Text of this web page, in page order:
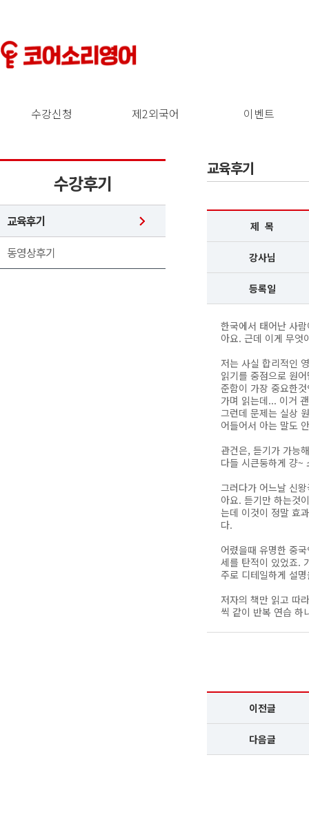
수강신청 제2외국어 이벤트
수강후기
교육후기
동영상후기
교육후기
제 목
강사님
등록일
한국에서 태어난 사
아요. 근데 이게 무엇
저는 사실 합리적인
읽기를 중점으로 원
준함이 가장 중요한
가며 읽는데... 이거
그런데 문제는 실상
어들어서 아는 말도
관건은, 듣기가 가능
다들 시큰둥하게 걍~
그러다가 어느날 신
아요. 듣기만 하는것
는데 이것이 정말 효
다.
어렸을때 유명한 중
세를 탄적이 있었죠.
주로 디테일하게 설
저자의 책만 읽고 따
씩 같이 반복 연습 하
이전글
다음글